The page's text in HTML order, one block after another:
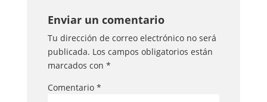
Enviar un comentario
Tu dirección de correo electrónico no será
publicada. Los campos obligatorios están
marcados con *
Comentario *